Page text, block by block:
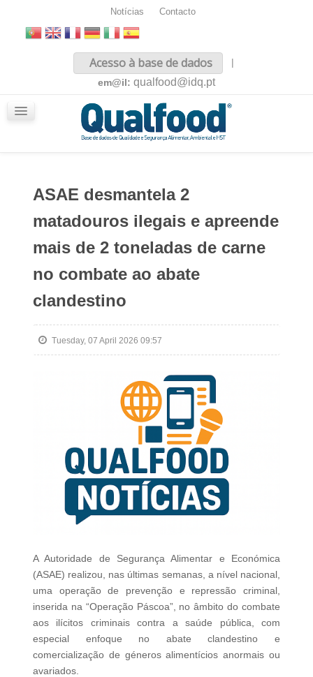
Notícias Contacto
Acesso à base de dados
|
em@il: qualfood@idq.pt
ASAE desmantela 2
matadouros ilegais e apreende
mais de 2 toneladas de carne
no combate ao abate
clandestino
Tuesday, 07 April 2026 09:57
A Autoridade de Segurança Alimentar e Económica
(ASAE) realizou, nas últimas semanas, a nível nacional,
uma operação de prevenção e repressão criminal,
inserida na “Operação Páscoa”, no âmbito do combate
aos ilícitos criminais contra a saúde pública, com
especial enfoque no abate clandestino e
comercialização de géneros alimentícios anormais ou
avariados.